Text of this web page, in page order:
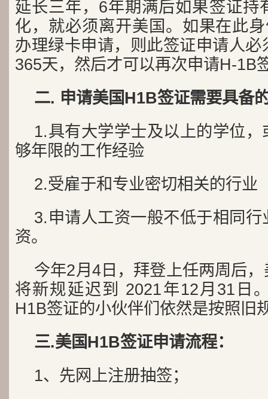
延长三年，6年期满后如果签证持
化，就必须离开美国。如果在此
办理绿卡申请，则此签证申请人
365天，然后才可以再次申请H-1B
二. 申请美国H1B签证需要具备
1.具有大学学士及以上的学位
够年限的工作经验
2.受雇于和专业密切相关的行业
3.申请人工资一般不低于相同
资。
今年2月4日，拜登上任两周后
将新规延迟到 2021年12月31日
H1B签证的小伙伴们依然是按照旧
三.美国H1B签证申请流程：
1、先网上注册抽签；